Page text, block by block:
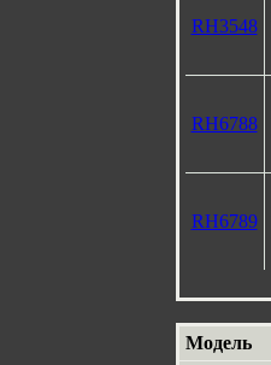
RH3548
RH6788
RH6789
Модель